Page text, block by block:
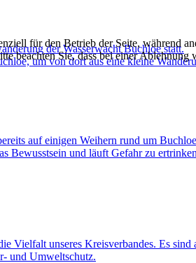
der Wasserwacht Buchloe statt.
um von dort aus eine kleine
auf einigen Weihern rund um
Bewusstsein und läuft Gefahr zu
unseres Kreisverbandes. Es
und Umweltschutz.
für den Betrieb der Seite, während
beachten Sie, dass bei einer